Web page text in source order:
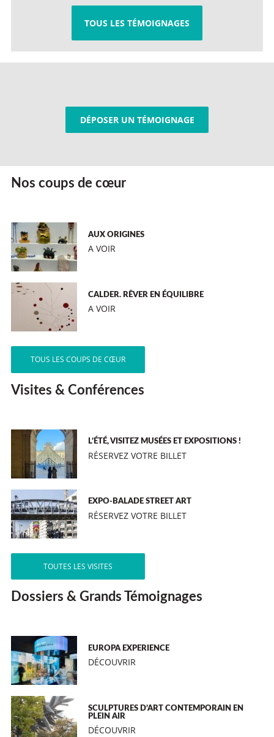
TOUS LES TÉMOIGNAGES
DÉPOSER UN TÉMOIGNAGE
Nos coups de cœur
AUX ORIGINES
A VOIR
CALDER. RÊVER EN ÉQUILIBRE
A VOIR
TOUS LES COUPS DE CŒUR
Visites & Conférences
L’ÉTÉ, VISITEZ MUSÉES ET EXPOSITIONS !
RÉSERVEZ VOTRE BILLET
EXPO-BALADE STREET ART
RÉSERVEZ VOTRE BILLET
TOUTES LES VISITES
Dossiers & Grands Témoignages
EUROPA EXPERIENCE
DÉCOUVRIR
SCULPTURES D’ART CONTEMPORAIN EN
PLEIN AIR
DÉCOUVRIR